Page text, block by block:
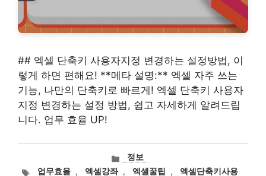
## 엑셀 단축키 사용자지정 변경하는 설정방법, 이
렇게 하면 편해요! **메타 설명:** 엑셀 자주 쓰는
기능, 나만의 단축키로 빠르게! 엑셀 단축키 사용자
지정 변경하는 설정 방법, 쉽고 자세하게 알려드립
니다. 업무 효율 UP!
카정보
태업무효율 , 엑셀강좌 , 엑셀꿀팁 ,
엑셀단축키사용